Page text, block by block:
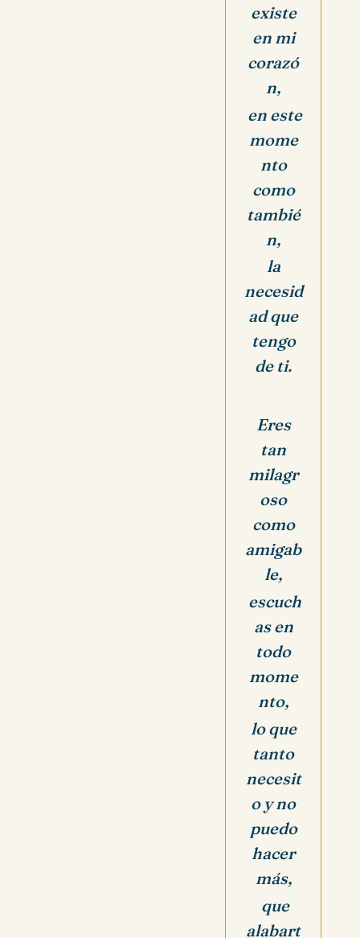
existe
en mi
corazó
n,
en este
mome
nto
como
tambié
n,
la
necesid
ad que
tengo
de ti.
Eres
tan
milagr
oso
como
amigab
le,
escuch
as en
todo
mome
nto,
lo que
tanto
necesit
o y no
puedo
hacer
más,
que
alabart